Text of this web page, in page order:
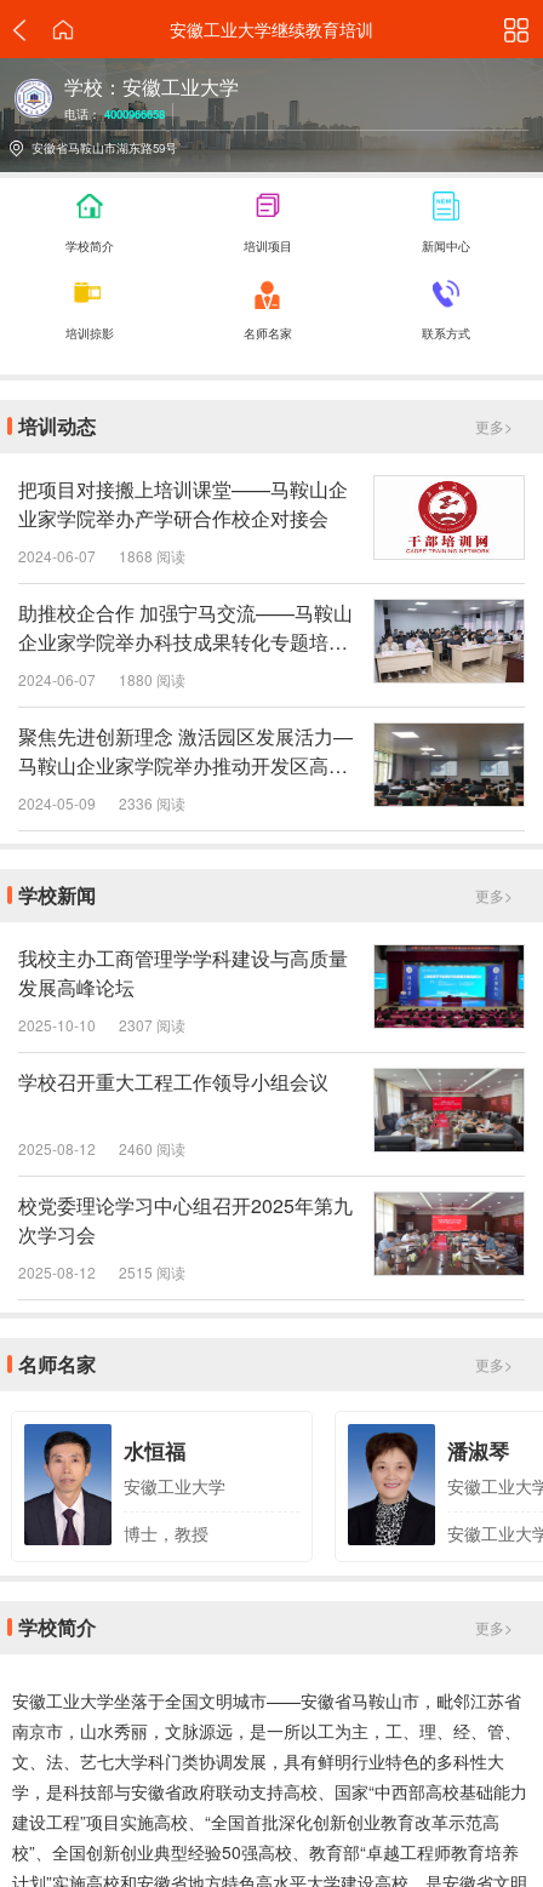
安徽工业大学继续教育培训
学校：安徽工业大学
电话：4000966658
安徽省马鞍山市湖东路59号
学校简介 培训项目 新闻中心
培训掠影 名师名家 联系方式
培训动态 更多>
把项目对接搬上培训课堂——马鞍山企
业家学院举办产学研合作校企对接会
2024-06-07 1868 阅读
助推校企合作 加强宁马交流——马鞍山
企业家学院举办科技成果转化专题培训
班
2024-06-07 1880 阅读
聚焦先进创新理念 激活园区发展活力—
马鞍山企业家学院举办推动开发区高质
量发展专题培训班
2024-05-09 2336 阅读
学校新闻 更多>
我校主办工商管理学学科建设与高质量
发展高峰论坛
2025-10-10 2307 阅读
学校召开重大工程工作领导小组会议
2025-08-12 2460 阅读
校党委理论学习中心组召开2025年第九
次学习会
2025-08-12 2515 阅读
名师名家 更多>
水恒福
安徽工业大学
博士，教授
潘淑琴
安徽工业大
安徽工业大
学校简介 更多>
安徽工业大学坐落于全国文明城市——安徽省马鞍山市，毗邻江苏省
南京市，山水秀丽，文脉源远，是一所以工为主，工、理、经、管、
文、法、艺七大学科门类协调发展，具有鲜明行业特色的多科性大
学，是科技部与安徽省政府联动支持高校、国家“中西部高校基础能力
建设工程”项目实施高校、“全国首批深化创新创业教育改革示范高
校”、全国创新创业典型经验50强高校、教育部“卓越工程师教育培养
计划”实施高校和安徽省地方特色高水平大学建设高校，是安徽省文明